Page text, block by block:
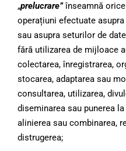
„prelucrare”înseamnă
operațiuni efectuate
sau asupra seturilor de
fără utilizarea de mijloace
colectarea, înregistrarea,
stocarea, adaptarea sau
consultarea, utilizarea,
diseminarea sau punerea
alinierea sau combinarea,
distrugerea;